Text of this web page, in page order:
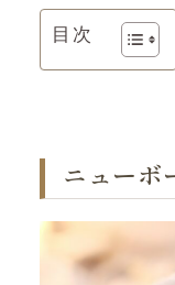
目次
ニューボ